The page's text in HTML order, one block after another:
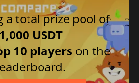
a total prize pool of
1,000 USDT
10 players on the